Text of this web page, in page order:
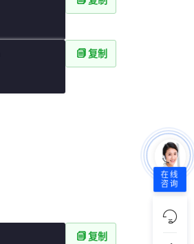
复制
复制
在线
咨询